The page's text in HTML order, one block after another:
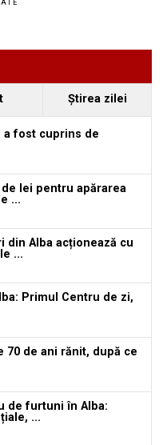
a publicat lista posturilor
de Jos, disponibile la 4
disponibile la 4 august
lista posturilor
de Jos, reținut după
partenera
Ştirea zilei
a fost cuprins de
lei pentru apărarea
...
din Alba acționează cu
...
Primul Centru de zi,
70 de ani rănit, după ce
de furtuni în Alba:
...